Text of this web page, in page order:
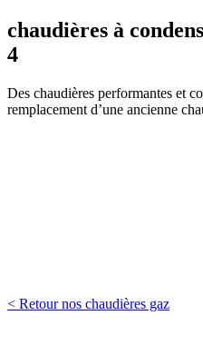
chaudières à
4
Des chaudières performantes et
remplacement d’une ancienne
< Retour nos chaudières gaz